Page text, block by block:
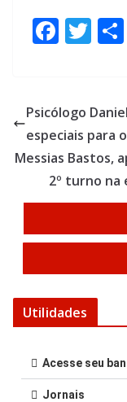
F
b
o
o
k
T
er
Psicólogo
especiais para
Messias Bastos,
2º turno na
Utilidades
Acesse seu
Jornais